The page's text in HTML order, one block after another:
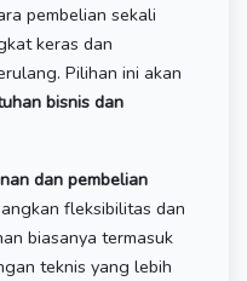
pembelian sekali
keras dan
Pilihan ini akan
bisnis dan
dan pembelian
fleksibilitas dan
biasanya termasuk
teknis yang lebih